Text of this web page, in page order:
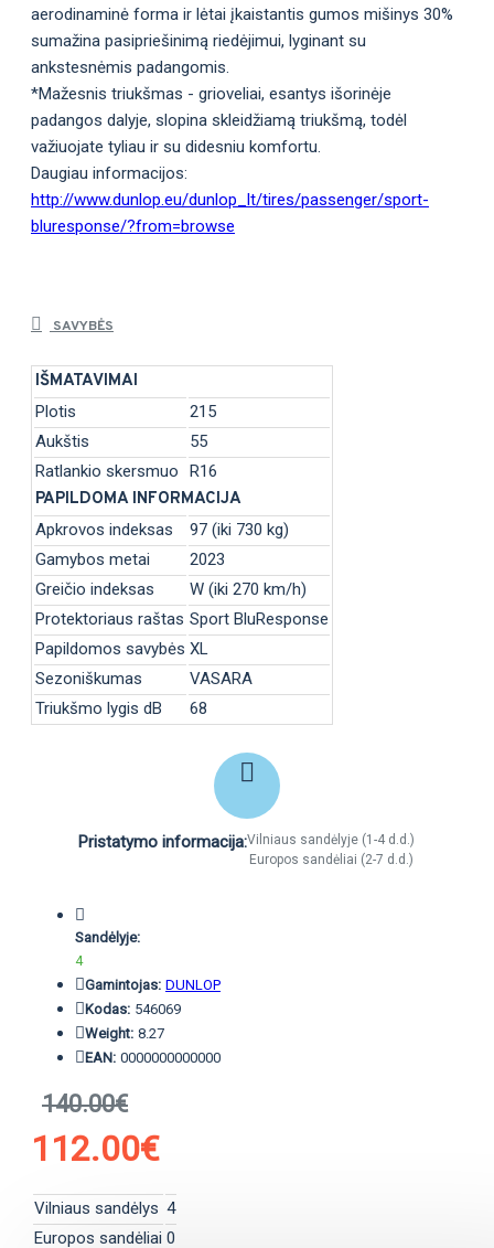
aerodinaminė forma ir lėtai įkaistantis gumos mišinys 30%
sumažina pasipriešinimą riedėjimui, lyginant su
ankstesnėmis padangomis.
*Mažesnis triukšmas - grioveliai, esantys išorinėje
padangos dalyje, slopina skleidžiamą triukšmą, todėl
važiuojate tyliau ir su didesniu komfortu.
Daugiau informacijos:
http://www.dunlop.eu/dunlop_lt/tires/passenger/sport-
bluresponse/?from=browse
SAVYBĖS
IŠMATAVIMAI
Plotis
215
Aukštis
55
Ratlankio skersmuo
R16
PAPILDOMA INFORMACIJA
Apkrovos indeksas
97 (iki 730 kg)
Gamybos metai
2023
Greičio indeksas
W (iki 270 km/h)
Protektoriaus raštas Sport BluResponse
Papildomos savybės XL
Sezoniškumas
VASARA
Triukšmo lygis dB
68
Pristatymo informacija:Vilniaus sandėlyje (1-4 d.d.)
Europos sandėliai (2-7 d.d.)
Sandėlyje:
4
Gamintojas: DUNLOP
Kodas: 546069
Weight: 8.27
EAN: 0000000000000
140.00€
112.00€
Vilniaus sandėlys 4
Europos sandėliai 0